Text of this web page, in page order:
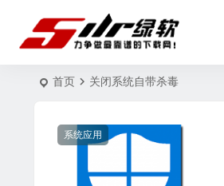
首页 关闭系统自带杀毒
系统应用